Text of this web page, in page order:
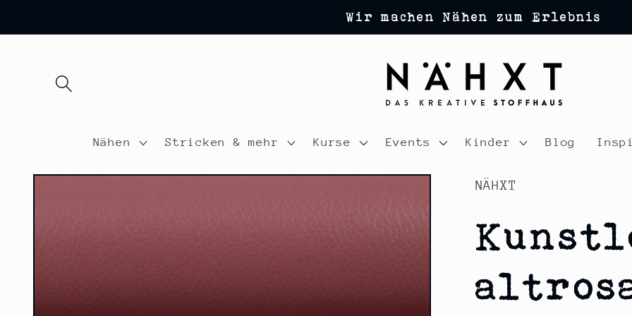
Inhalt
Wir machen Nähen zum Erlebnis
Nähen Stricken & mehr Kurse Events Kinder Blog
springen
NÄHXT